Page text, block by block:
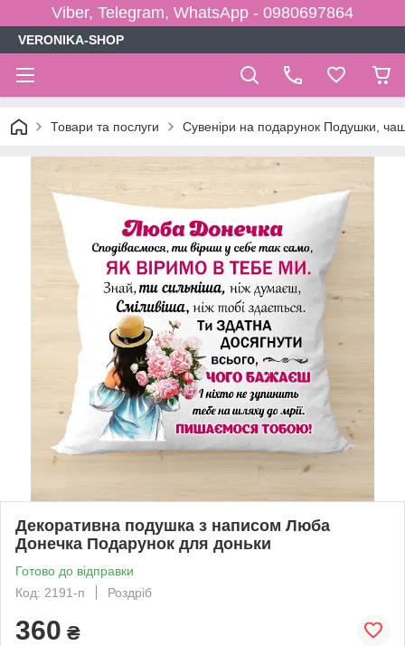
Viber, Telegram, WhatsApp - 0980697864
VERONIKA-SHOP
Товари та послуги Сувеніри на подарунок Подушки,
Декоративна подушка з написом Люба
Донечка Подарунок для доньки
Готово до відправки
Код: 2191-п
Роздріб
360 ₴